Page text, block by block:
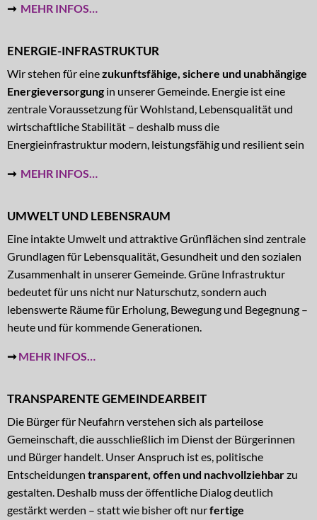
➞ MEHR INFOS…
ENERGIE-INFRASTRUKTUR
Wir stehen für einezukunftsfähige, sichere und unabhängige
Energieversorgung in unserer Gemeinde. Energie ist eine
zentrale Voraussetzung für Wohlstand, Lebensqualität und
wirtschaftliche Stabilität – deshalb muss die
Energieinfrastruktur modern, leistungsfähig und resilient sein
➞ MEHR INFOS…
UMWELT UND LEBENSRAUM
Eine intakte Umwelt und attraktive Grünflächen sind zentrale
Grundlagen für Lebensqualität, Gesundheit und den sozialen
Zusammenhalt in unserer Gemeinde. Grüne Infrastruktur
bedeutet für uns nicht nur Naturschutz, sondern auch
lebenswerte Räume für Erholung, Bewegung und Begegnung –
heute und für kommende Generationen.
➞MEHR INFOS…
TRANSPARENTE GEMEINDEARBEIT
Die Bürger für Neufahrn verstehen sich als parteilose
Gemeinschaft, die ausschließlich im Dienst der Bürgerinnen
und Bürger handelt. Unser Anspruch ist es, politische
Entscheidungen transparent, offen und nachvollziehbarzu
gestalten. Deshalb muss der öffentliche Dialog deutlich
gestärkt werden – statt wie bisher oft nurfertige